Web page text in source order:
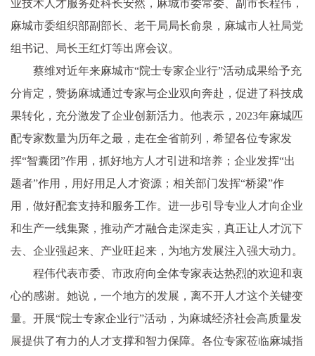
业技术人才服务处科长安然，麻城市委常委、副市长程伟，
麻城市委组织部副部长、老干局局长俞泉，麻城市人社局党
组书记、局长王红灯等出席会议。
蔡维对近年来麻城市“院士专家企业行”活动成果给予充
分肯定，赞扬麻城通过专家与企业双向奔赴，促进了科技成
果转化，充分激发了企业创新活力。他表示，2023年麻城匹
配专家数量为历年之最，走在全省前列，希望各位专家发
挥“智囊团”作用，抓好地方人才引进和培养；企业发挥“出
题者”作用，用好用足人才资源；相关部门发挥“桥梁”作
用，做好配套支持和服务工作。进一步引导专业人才向企业
和生产一线集聚，推动产才融合走深走实，真正让人才沉下
去、企业强起来、产业旺起来，为地方发展注入强大动力。
程伟代表市委、市政府向全体专家表达热烈的欢迎和衷
心的感谢。她说，一个地方的发展，离不开人才这个关键变
量。开展“院士专家企业行”活动，为麻城经济社会高质量发
展提供了有力的人才支撑和智力保障。各位专家莅临麻城指